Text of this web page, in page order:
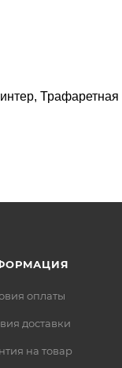
Трафаретная
оплаты
доставки
на товар